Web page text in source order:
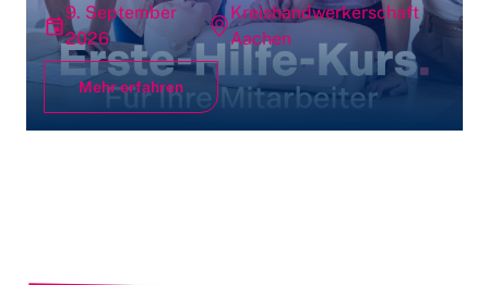
9. September
2026
Kreishandwerkerschaft
Aachen
Mehr erfahren